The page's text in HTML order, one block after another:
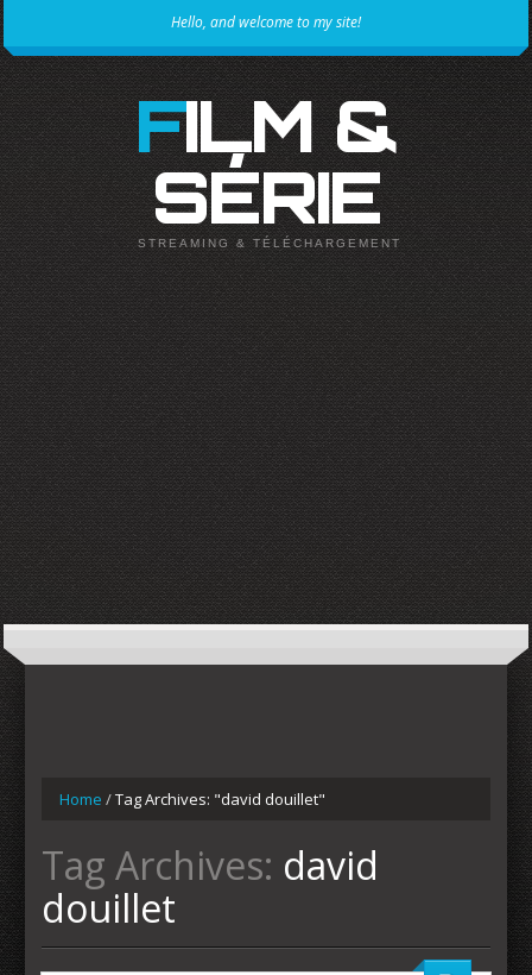
Hello, and welcome to my site!
FILM &
SÉRIE
STREAMING & TÉLÉCHARGEMENT
Home /Tag Archives: "david douillet"
Tag Archives: david
douillet